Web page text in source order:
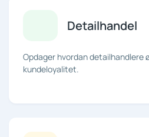
Detailhandel
Opdager hvordan detailhandlere
kundeloyalitet.